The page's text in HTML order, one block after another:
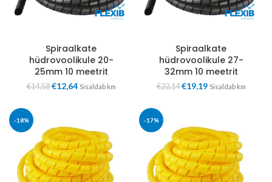
Spiraalkate
hüdrovoolikule 20-
25mm 10 meetrit
€14,58 €12,64 Sisaldab km
Spiraalkate
hüdrovoolikule 27-
32mm 10 meetrit
€22,14 €19,19 Sisaldab km
-18% -17%